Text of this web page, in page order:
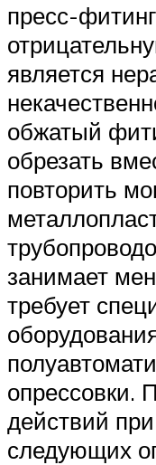
пресс-
является
обжатый
обрезать
повторить
занимает
требует
опрессовки.
действий
следующих